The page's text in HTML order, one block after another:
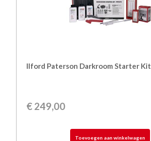
Ilford Paterson Darkroom Starter Kit
€249,00
Toevoegen aan winkelwagen